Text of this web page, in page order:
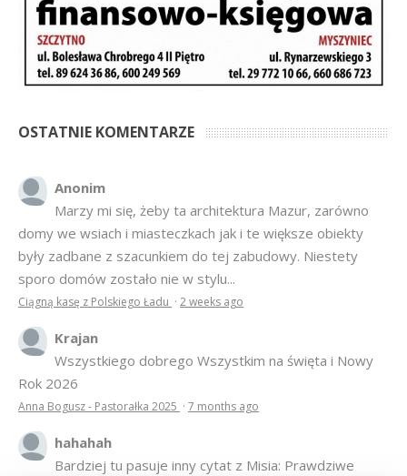
OSTATNIE KOMENTARZE
Anonim
Marzy mi się, żeby ta architektura Mazur, zarówno
domy we wsiach i miasteczkach jak i te większe obiekty
były zadbane z szacunkiem do tej zabudowy. Niestety
sporo domów zostało nie w stylu...
Ciągną kasę z Polskiego Ładu · 2 weeks ago
Krajan
Wszystkiego dobrego Wszystkim na święta i Nowy
Rok 2026
Anna Bogusz - Pastorałka 2025 · 7 months ago
hahahah
Bardziej tu pasuje inny cytat z Misia: Prawdziwe